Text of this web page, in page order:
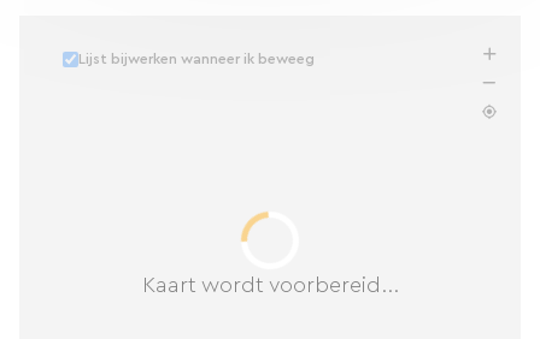
Kaart wordt voorbereid...
Lijst bijwerken wanneer ik beweeg